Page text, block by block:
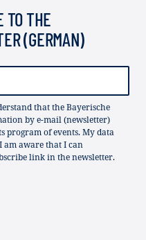
TO THE
(GERMAN)
that the Bayerische
by e-mail (newsletter)
program of events. My data
am aware that I can
link in the newsletter.